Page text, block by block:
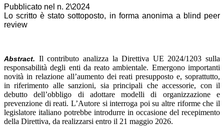
Pubblicato nel n. 2\2024
Lo scritto è stato sottoposto, in forma anonima a blind peer
review
Abstract. Il contributo analizza la Direttiva UE 2024/1203 sulla
responsabilità degli enti da reato ambientale. Emergono importanti
novità in relazione all’aumento dei reati presupposto e, soprattutto,
in riferimento alle sanzioni, sia principali che accessorie, con il
debutto dell’obbligo di adottare modelli di organizzazione e
prevenzione di reati. L’Autore si interroga poi su altre riforme che il
legislatore italiano potrebbe introdurre in occasione del recepimento
della Direttiva, da realizzarsi entro il 21 maggio 2026.